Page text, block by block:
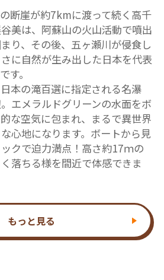
断崖が約7kmに渡って続く高千
美は、阿蘇山の火山活動で噴出
り、その後、五ヶ瀬川が侵食し
に自然が生み出した日本を代表
す。
本の滝百選に指定される名瀑
。エメラルドグリーンの水面をボ
な空気に包まれ、まるで異世界
心地になります。ボートから見
クで迫力満点！高さ約17ｍの
落ちる様を間近で体感できま
もっと見る